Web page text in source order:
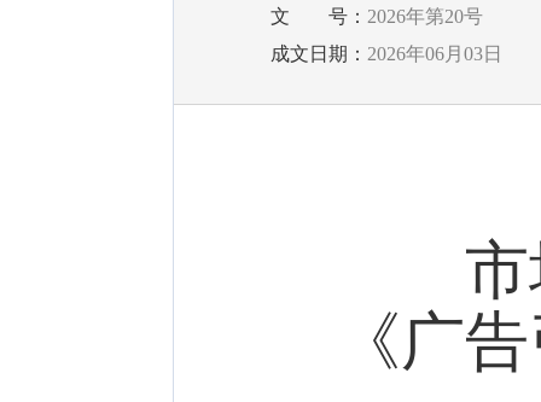
文
号： 2026年第20号
成文日期： 2026年06月03日
《广